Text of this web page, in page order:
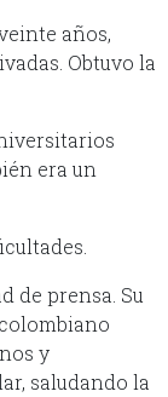
años,
Obtuvo la
era un
de prensa. Su
y
saludando la